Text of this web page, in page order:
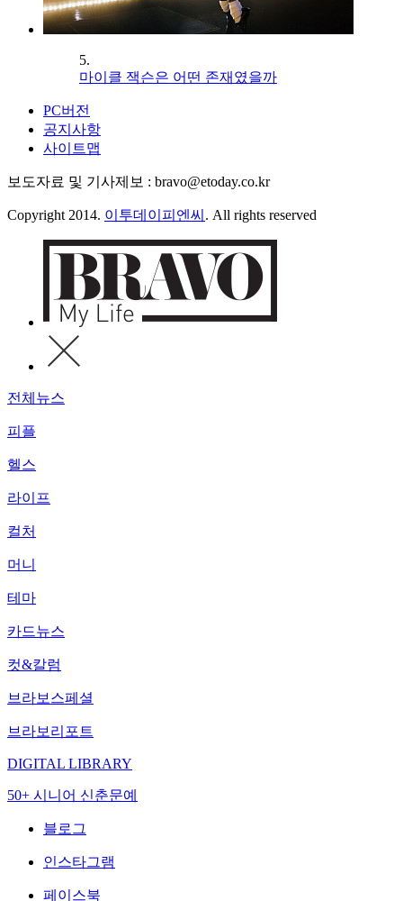
5.
마이클 잭슨은 어떤 존재였을까
PC버전
공지사항
사이트맵
보도자료 및 기사제보 : bravo@etoday.co.kr
Copyright 2014. 이투데이피엔씨 . All rights reserved
전체뉴스
피플
헬스
라이프
컬처
머니
테마
카드뉴스
컷&칼럼
브라보스페셜
브라보리포트
DIGITAL LIBRARY
50+ 시니어 신춘문예
블로그
인스타그램
페이스북